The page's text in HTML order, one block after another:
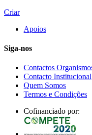
Criar
Apoios
Siga-nos
Contactos
Contacto Institucional
Quem Somos
Termos e Condições
Cofinanciado por: